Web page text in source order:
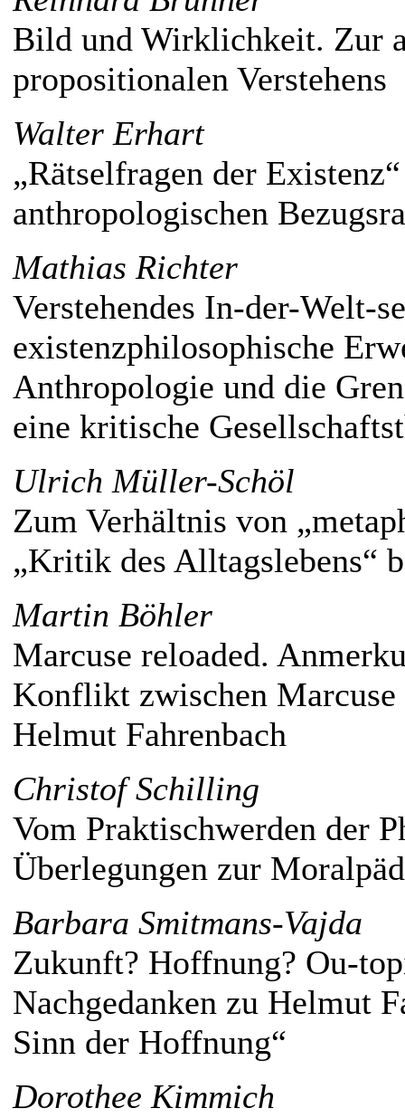
Bild und Wirklichkeit. Zur
propositionalen Verstehens
Walter Erhart
„Rätselfragen der
anthropologischen
Mathias Richter
Verstehendes In-der-Welt-
existenzphilosophische
Anthropologie und die
eine kritische
Ulrich Müller-Schöl
Zum Verhältnis von
„Kritik des Alltagslebens“
Martin Böhler
Marcuse reloaded.
Konflikt zwischen
Helmut Fahrenbach
Christof Schilling
Vom Praktischwerden der
Überlegungen zur
Barbara Smitmans-Vajda
Zukunft? Hoffnung? Ou-
Nachgedanken zu Helmut
Sinn der Hoffnung“
Dorothee Kimmich